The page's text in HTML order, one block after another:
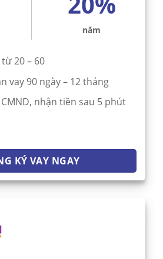
năm
20 – 60
vay 90 ngày – 12 tháng
nhận tiền sau 5 phút
KÝ VAY NGAY